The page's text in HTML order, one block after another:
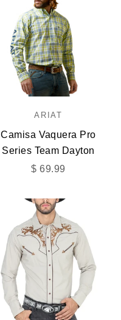
ARIAT
Camisa Vaquera Pro
Series Team Dayton
Precio de oferta
$ 69.99